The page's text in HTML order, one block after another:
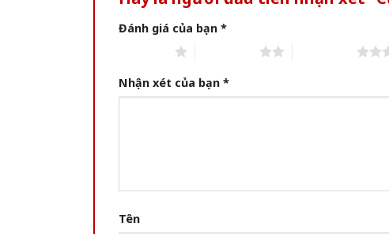
Đánh giá của bạn *
Nhận xét của bạn *
Tên